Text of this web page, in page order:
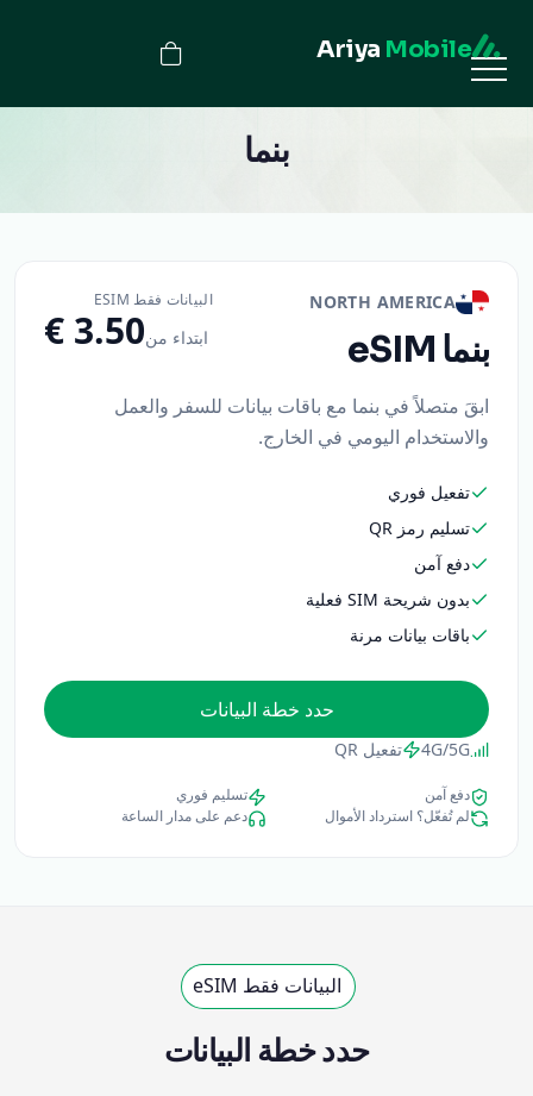
Ariya Mobile
بنما
NORTH AMERICA
بنما
البيانات فقط ESIM
ابتداء من
ابقَ متصلاً في بنما مع باقات بيانات للسفر والعمل
والاستخدام اليومي في الخارج.
تفعيل فوري
تسليم رمز QR
دفع آمن
بدون شريحة SIM فعلية
باقات بيانات مرنة
حدد خطة البيانات
4G/5G تفعيل QR
دفع آمن
تسليم فوري
لم تُفعّل؟ استرداد الأموال
دعم على مدار الساعة
البيانات فقط eSIM
حدد خطة البيانات